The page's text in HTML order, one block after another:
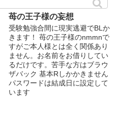
いです！ 亀のようにのんびり
書くので、気長に待っていただ
けると有難い！ 本人とは関係
ありません ほとんどBLです
R18です ♡、濁点喘ぎあります
何処かからお題を探すので似た
ようなの見た！ ってあるかも
しれません シュチュエーショ
ンは死ネタだったり監禁、みた
いのもあります お気をつけあ
そばせ？ (リクエスト受付でき
苺の王子様の妄想
受験勉強合間に現実逃避でBLか
きます！ 苺の王子様のnmmnで
すがご本人様とは全く関係あり
ません。お名前をお借りしてい
るだけです。苦手な方はブラウ
ザバック 基本Rしかかきません
パスワードは結成日に設定して
います